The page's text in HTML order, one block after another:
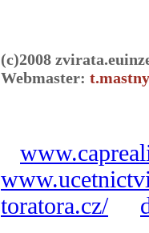
(c)2008
Webmaster:
toratora.cz/